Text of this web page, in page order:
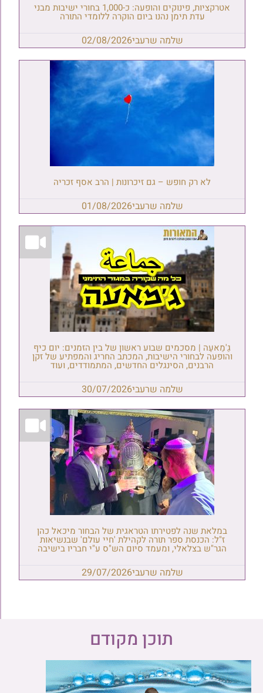
אטרקציות, פינוקים והופעה: כ-1,000 בחורי ישיבות מבני
עדת תימן נהנו ביום הוקרה ללומדי התורה
שלמה שרעבי02/08/2026
לא רק חופש – גם זיכרונות | הרב אסף זכריה
שלמה שרעבי01/08/2026
גַ'מַאעַה | מסכמים שבוע ראשון של בין הזמנים: יום כיף
והופעה לבחורי הישיבות, המכתב החריג והמפתיע של זקן
הרבנים, הסינגלים החדשים, המתמודדים, ועוד
שלמה שרעבי30/07/2026
במלאת שנה לפטירתו הטראגית של הבחור מיכאל כהן
ז"ל: הכנסת ספר תורה לקהילת 'חיי עולם' שבנשיאות
הגר"ש בצלאלי, ומעמד סיום הש"ס ע"י חבריו בישיבה
שלמה שרעבי29/07/2026
תוכן מקודם